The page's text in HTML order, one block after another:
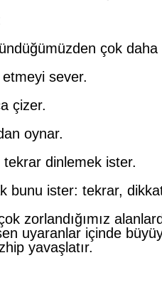
çok daha
sever.
çizer.
oynar.
dinlemek ister.
bunu ister: tekrar,
zorlandığımız
uyaranlar içinde
yavaşlatır.